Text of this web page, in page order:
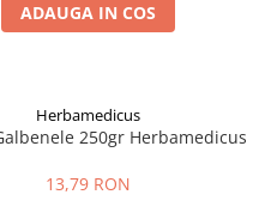
ADAUGA IN COS
Herbamedicus
250gr Herbamedicus
13,79 RON